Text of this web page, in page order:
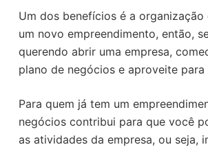
Um dos benefícios é a organização
um novo empreendimento, então,
querendo abrir uma empresa,
plano de negócios e aproveite
Para quem já tem um
negócios contribui para que você
as atividades da empresa, ou seja,